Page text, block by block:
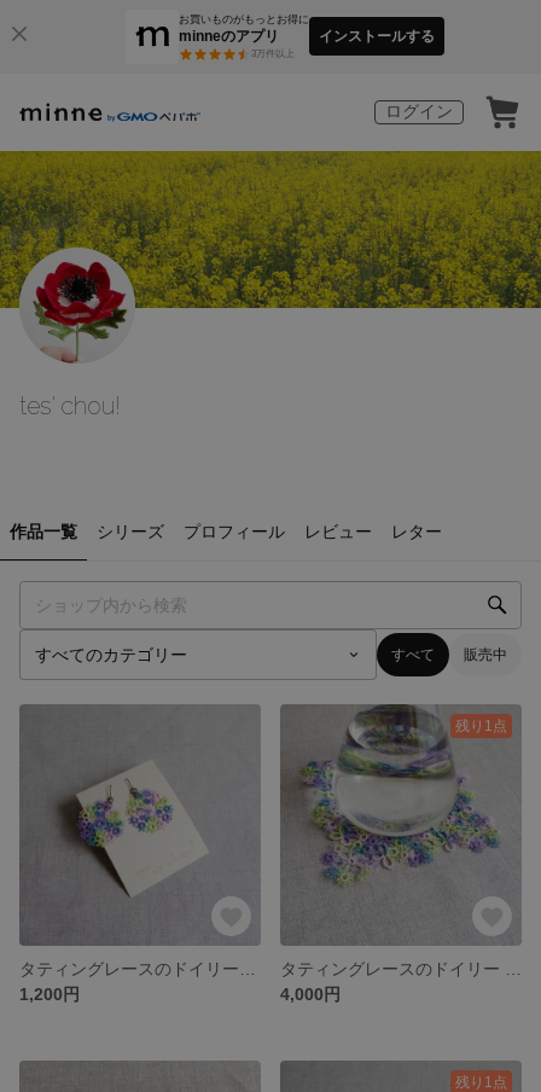
お買いものがもっとお得に
minneのアプリ
3万件以上
インストールする
ログイン
tes' chou!
作品一覧 シリーズ プロフィール レビュー レター
すべて 販売中
1,200円
残り1点
4,000円
残り1点